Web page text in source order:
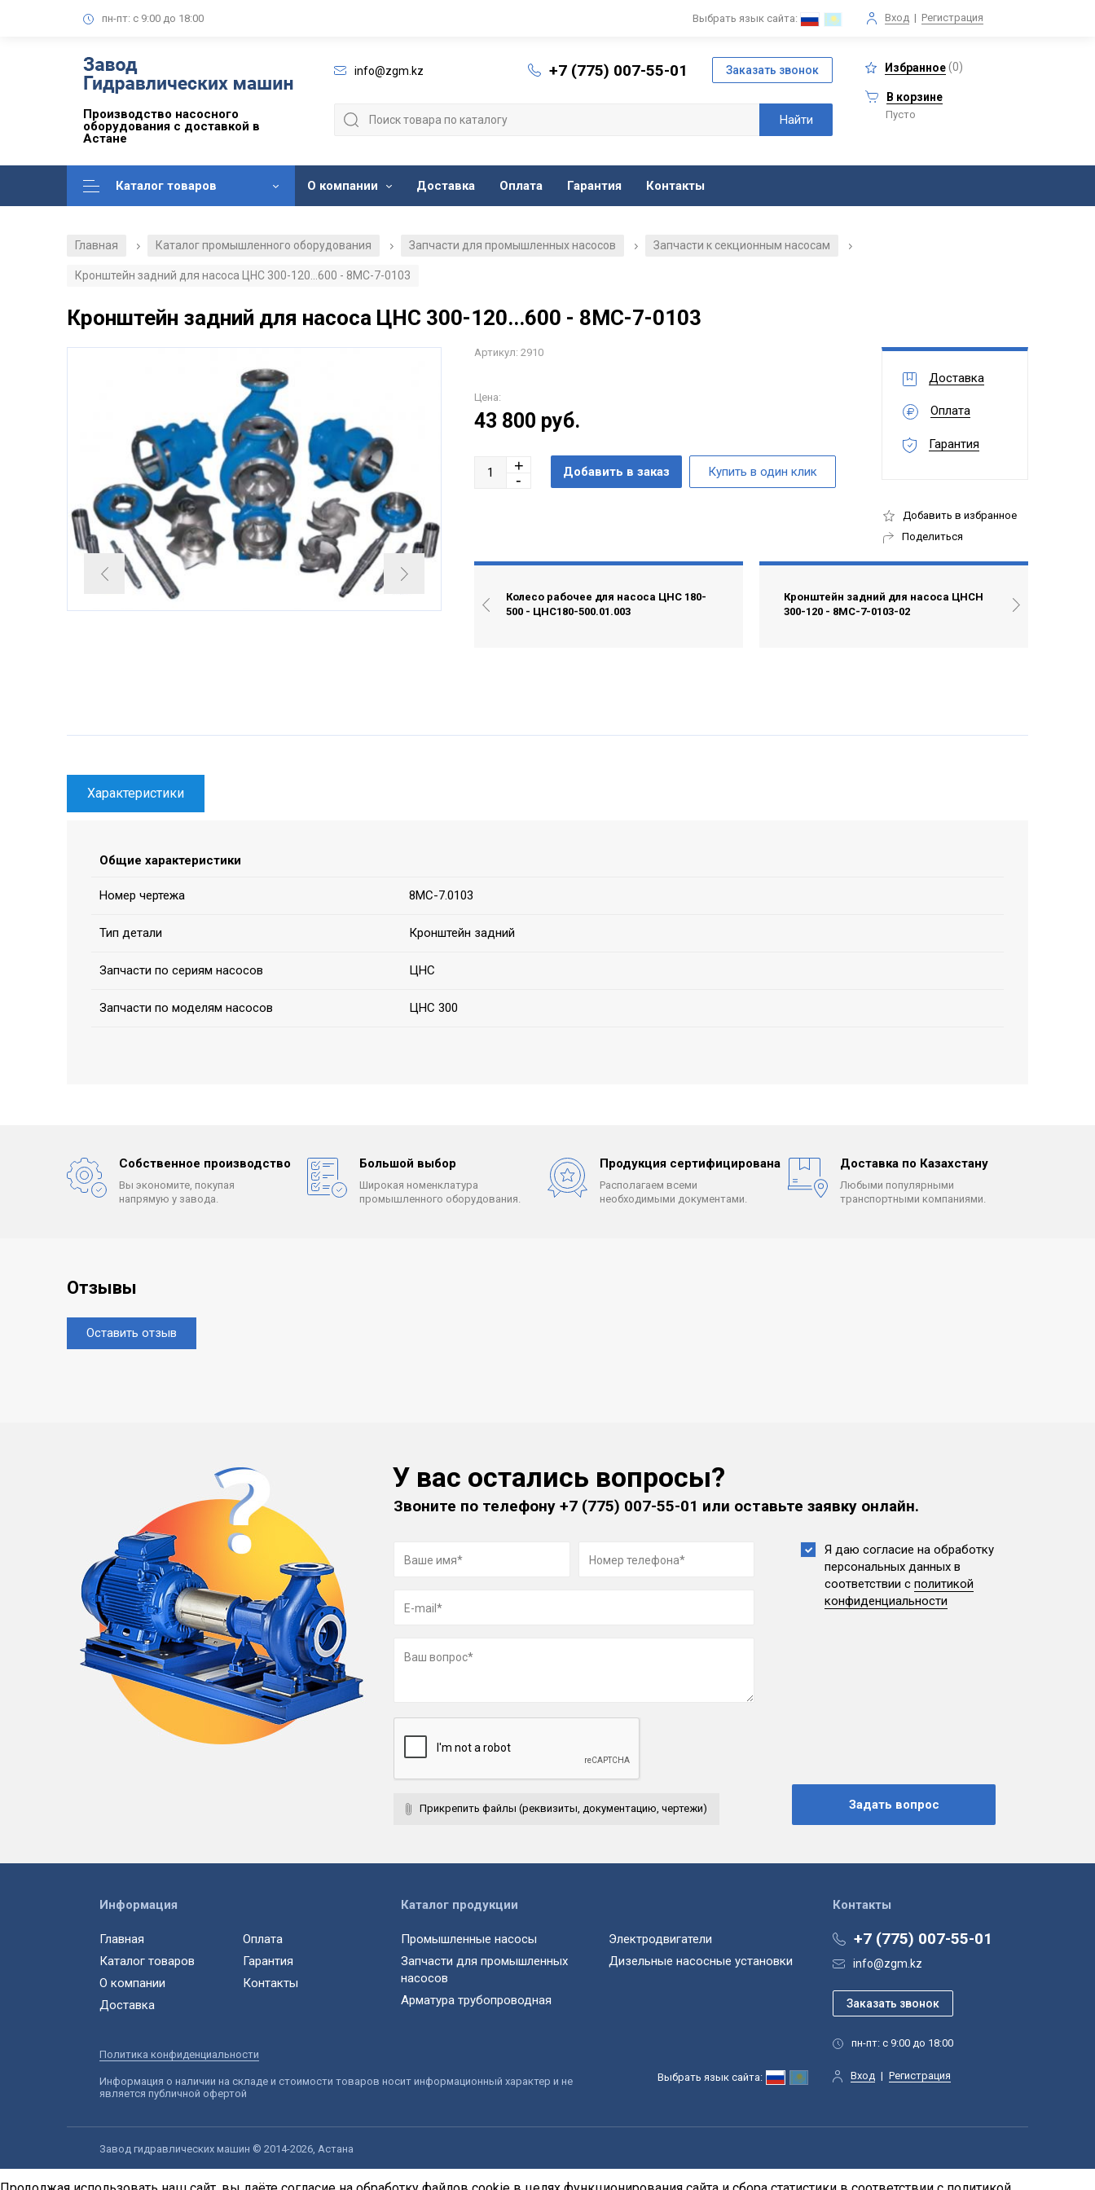
пн-пт: с 9:00 до 18:00 Вход | Регистрация
Выбрать язык сайта:
Производство насосного
оборудования с доставкой в
Астане
info@zgm.kz +7 (775) 007-55-01 Избранное(0)
В корзине
Пусто
Каталог товаров О компании Доставка Оплата Гарантия Контакты
Главная / Каталог промышленного оборудования / Запчасти для промышленных насосов / Запчасти к секционным насосам
/
Кронштейн задний для насоса ЦНС 300-120...600 - 8МС-7-0103
Кронштейн задний для насоса ЦНС 300-120...600 - 8МС-7-0103
Артикул: 2910
Цена:
43 800 руб.
Доставка
Оплата
Гарантия
Добавить в избранное
Поделиться
Колесо рабочее для насоса ЦНС 180-
500 - ЦНС180-500.01.003
Кронштейн задний для насоса ЦНСН
300-120 - 8МС-7-0103-02
Характеристики
Общие характеристики
Номер чертежа 8МС-7.0103
Тип детали Кронштейн задний
Запчасти по сериям насосов ЦНС
Запчасти по моделям насосов ЦНС 300
Собственное производство
Вы экономите, покупая
напрямую у завода.
Большой выбор
Широкая номенклатура
промышленного оборудования.
Продукция сертифицирована
Располагаем всеми
необходимыми документами.
Доставка по Казахстану
Любыми популярными
транспортными компаниями.
Отзывы
Оставить отзыв
У вас остались вопросы?
Звоните по телефону+7 (775) 007-55-01 или оставьте заявку онлайн.
Прикрепить файлы (реквизиты, документацию, чертежи)
Я даю согласие на обработку
персональных данных в
соответствии с политикой
конфиденциальности
Контакты
+7 (775) 007-55-01
info@zgm.kz
пн-пт: с 9:00 до 18:00
Вход | Регистрация
Выбрать язык сайта:
Информация
Главная
Каталог товаров
О компании
Доставка
Оплата
Гарантия
Контакты
Каталог продукции
Промышленные насосы
Запчасти для промышленных
насосов
Арматура трубопроводная
Электродвигатели
Дизельные насосные установки
Политика конфиденциальности
Информация о наличии на складе и стоимости товаров носит информационный характер и не
является публичной офертой
Завод гидравлических машин © 2014-2026, Астана